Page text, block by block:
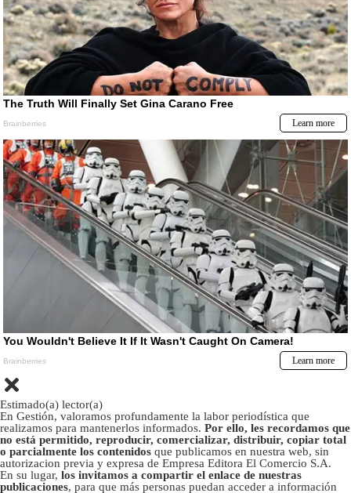
Estimado(a) lector(a)
En Gestión, valoramos profundamente la labor periodística que
realizamos para mantenerlos informados. Por ello, les recordamos que
no está permitido, reproducir, comercializar, distribuir, copiar total
o parcialmente los contenidos que publicamos en nuestra web, sin
autorizacion previa y expresa de Empresa Editora El Comercio S.A.
En su lugar, los invitamos a compartir el enlace de nuestras
publicaciones, para que más personas puedan acceder a información